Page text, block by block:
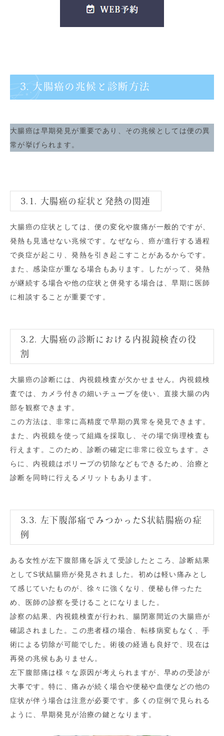
3. 大腸癌の兆候と診断方法
大腸癌は早期発見が重要であり、その兆候としては便の異
常が挙げられます。
3.1. 大腸癌の症状と発熱の関連
大腸癌の症状としては、便の変化や腹痛が一般的ですが、
発熱も見逃せない兆候です。なぜなら、癌が進行する過程
で炎症が起こり、発熱を引き起こすことがあるからです。
また、感染症が重なる場合もあります。したがって、発熱
が継続する場合や他の症状と併発する場合は、早期に医師
に相談することが重要です。
3.2. 大腸癌の診断における内視鏡検査の役
割
大腸癌の診断には、内視鏡検査が欠かせません。内視鏡検
査では、カメラ付きの細いチューブを使い、直接大腸の内
部を観察できます。
この方法は、非常に高精度で早期の異常を発見できます。
また、内視鏡を使って組織を採取し、その場で病理検査も
行えます。このため、診断の確定に非常に役立ちます。さ
らに、内視鏡はポリープの切除などもできるため、治療と
診断を同時に行えるメリットもあります。
3.3. 左下腹部痛でみつかったS状結腸癌の症
例
ある女性が左下腹部痛を訴えて受診したところ、診断結果
としてS状結腸癌が発見されました。初めは軽い痛みとし
て感じていたものが、徐々に強くなり、便秘も伴ったた
め、医師の診察を受けることになりました。
診察の結果、内視鏡検査が行われ、腸閉塞間近の大腸癌が
確認されました。この患者様の場合、転移病変もなく、手
術による切除が可能でした。術後の経過も良好で、現在は
再発の兆候もありません。
左下腹部痛は様々な原因が考えられますが、早めの受診が
大事です。特に、痛みが続く場合や便秘や血便などの他の
症状が伴う場合は注意が必要です。多くの症例で見られる
ように、早期発見が治療の鍵となります。